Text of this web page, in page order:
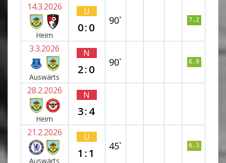
14.3.2026
Heim
U
0:0
90` 7.2
3.3.2026
Auswärts
N
2:0
90` 6.9
28.2.2026
Heim
N
3:4
21.2.2026
Auswärts
U
1:1
45` 6.3